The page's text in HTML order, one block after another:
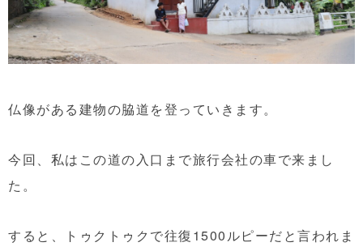
仏像がある建物の脇道を登っていきます。
今回、私はこの道の入口まで旅行会社の車で来まし
た。
すると、トゥクトゥクで往復1500ルピーだと言われま